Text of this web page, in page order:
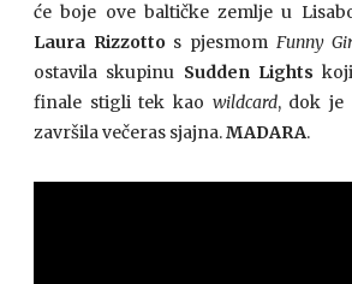
će boje ove baltičke zemlje u
Laura Rizzottos pjesmom Funny
ostavila skupinu Sudden Lights
finale stigli tek kao wildcard, dok je
završila večeras sjajna.MADARA.